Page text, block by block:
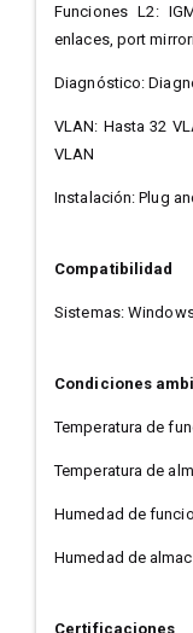
Funciones L2:
enlaces, port
Diagnóstico:
VLAN: Hasta 32
VLAN
Instalación: Plug
Compatibilidad
Sistemas:
Condiciones
Temperatura de
Temperatura de
Humedad de
Humedad de
Certificaciones